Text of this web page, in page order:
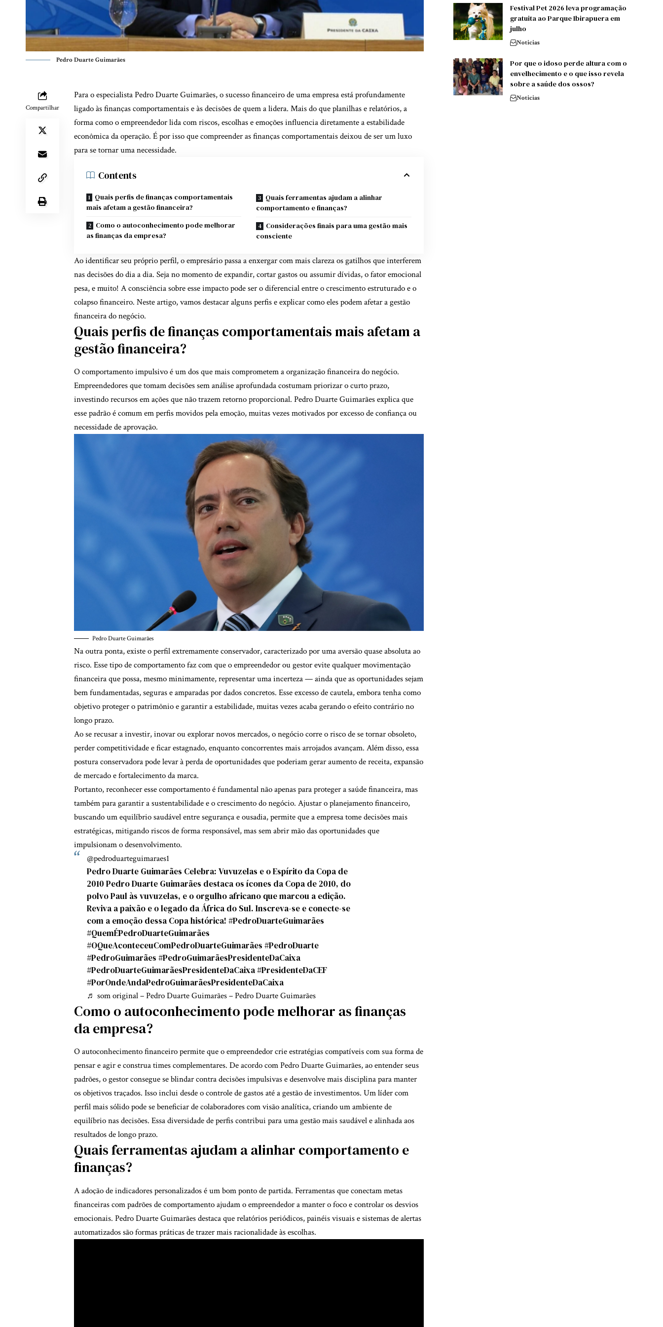
Pedro Duarte Guimarães
Compartilhar
Para o especialista Pedro Duarte Guimarães, o sucesso financeiro de uma empresa está profundamente
ligado às finanças comportamentais e às decisões de quem a lidera. Mais do que planilhas e relatórios, a
forma como o empreendedor lida com riscos, escolhas e emoções influencia diretamente a estabilidade
econômica da operação. É por isso que compreender as finanças comportamentais deixou de ser um luxo
para se tornar uma necessidade.
Contents
Quais perfis de finanças comportamentais
mais afetam a gestão financeira?
Como o autoconhecimento pode melhorar
as finanças da empresa?
Quais ferramentas ajudam a alinhar
comportamento e finanças?
Considerações finais para uma gestão mais
consciente
Ao identificar seu próprio perfil, o empresário passa a enxergar com mais clareza os gatilhos que interferem
nas decisões do dia a dia. Seja no momento de expandir, cortar gastos ou assumir dívidas, o fator emocional
pesa, e muito! A consciência sobre esse impacto pode ser o diferencial entre o crescimento estruturado e o
colapso financeiro. Neste artigo, vamos destacar alguns perfis e explicar como eles podem afetar a gestão
financeira do negócio.
Quais perfis de finanças comportamentais mais afetam a
gestão financeira?
O comportamento impulsivo é um dos que mais comprometem a organização financeira do negócio.
Empreendedores que tomam decisões sem análise aprofundada costumam priorizar o curto prazo,
investindo recursos em ações que não trazem retorno proporcional. Pedro Duarte Guimarães explica que
esse padrão é comum em perfis movidos pela emoção, muitas vezes motivados por excesso de confiança ou
necessidade de aprovação.
Pedro Duarte Guimarães
Na outra ponta, existe o perfil extremamente conservador, caracterizado por uma aversão quase absoluta ao
risco. Esse tipo de comportamento faz com que o empreendedor ou gestor evite qualquer movimentação
financeira que possa, mesmo minimamente, representar uma incerteza — ainda que as oportunidades sejam
bem fundamentadas, seguras e amparadas por dados concretos. Esse excesso de cautela, embora tenha como
objetivo proteger o patrimônio e garantir a estabilidade, muitas vezes acaba gerando o efeito contrário no
longo prazo.
Ao se recusar a investir, inovar ou explorar novos mercados, o negócio corre o risco de se tornar obsoleto,
perder competitividade e ficar estagnado, enquanto concorrentes mais arrojados avançam. Além disso, essa
postura conservadora pode levar à perda de oportunidades que poderiam gerar aumento de receita, expansão
de mercado e fortalecimento da marca.
Portanto, reconhecer esse comportamento é fundamental não apenas para proteger a saúde financeira, mas
também para garantir a sustentabilidade e o crescimento do negócio. Ajustar o planejamento financeiro,
buscando um equilíbrio saudável entre segurança e ousadia, permite que a empresa tome decisões mais
estratégicas, mitigando riscos de forma responsável, mas sem abrir mão das oportunidades que
impulsionam o desenvolvimento.
@pedroduarteguimaraes1
Pedro Duarte Guimarães Celebra: Vuvuzelas e o Espírito da Copa de
2010 Pedro Duarte Guimarães destaca os ícones da Copa de 2010, do
polvo Paul às vuvuzelas, e o orgulho africano que marcou a edição.
Reviva a paixão e o legado da África do Sul. Inscreva-se e conecte-se
com a emoção dessa Copa histórica! #PedroDuarteGuimarães
#QuemÉPedroDuarteGuimarães
#OQueAconteceuComPedroDuarteGuimarães #PedroDuarte
#PedroGuimarães #PedroGuimarãesPresidenteDaCaixa
#PedroDuarteGuimarãesPresidenteDaCaixa#PresidenteDaCEF
#PorOndeAndaPedroGuimarãesPresidenteDaCaixa
♬ som original – Pedro Duarte Guimarães – Pedro Duarte Guimarães
Como o autoconhecimento pode melhorar as finanças
da empresa?
O autoconhecimento financeiro permite que o empreendedor crie estratégias compatíveis com sua forma de
pensar e agir e construa times complementares. De acordo com Pedro Duarte Guimarães, ao entender seus
padrões, o gestor consegue se blindar contra decisões impulsivas e desenvolve mais disciplina para manter
os objetivos traçados. Isso inclui desde o controle de gastos até a gestão de investimentos. Um líder com
perfil mais sólido pode se beneficiar de colaboradores com visão analítica, criando um ambiente de
equilíbrio nas decisões. Essa diversidade de perfis contribui para uma gestão mais saudável e alinhada aos
resultados de longo prazo.
Quais ferramentas ajudam a alinhar comportamento e
finanças?
A adoção de indicadores personalizados é um bom ponto de partida. Ferramentas que conectam metas
financeiras com padrões de comportamento ajudam o empreendedor a manter o foco e controlar os desvios
emocionais. Pedro Duarte Guimarães destaca que relatórios periódicos, painéis visuais e sistemas de alertas
automatizados são formas práticas de trazer mais racionalidade às escolhas.
Festival Pet 2026 leva programação
gratuita ao Parque Ibirapuera em
julho
Noticias
Por que o idoso perde altura com o
envelhecimento e o que isso revela
sobre a saúde dos ossos?
Noticias